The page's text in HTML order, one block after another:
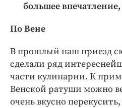
большее
По Вене
В прошлый наш приезд
сделали ряд
части кулинарии. К
Венской ратуши можно
очень вкусно